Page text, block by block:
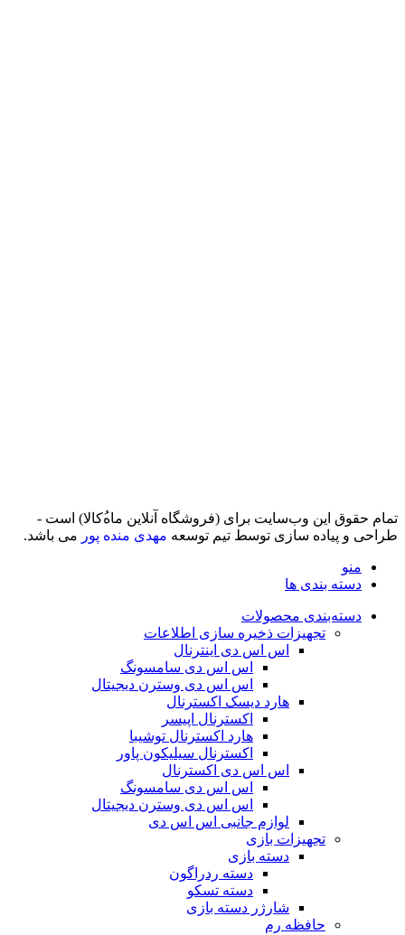
تمام حقوق اين وب‌سايت برای (فروشگاه آنلاین ماه‌‌‌‌‌‌ُکالا) است -
طراحی و پیاده سازی توسط تیم توسعه مهدی منده پور می باشد.
منو
دسته بندی ها
دسته‌بندی محصولات
تجهیزات ذخیره سازی اطلاعات
اس اس دی اینترنال
اس اس دی سامسونگ
اس اس دی وسترن دیجیتال
هارد دیسک اکسترنال
اکسترنال اپیسر
هارد اکسترنال توشیبا
اکسترنال سیلیکون پاور
اس اس دی اکسترنال
اس اس دی سامسونگ
اس اس دی وسترن دیجیتال
لوازم جانبی اس اس دی
تجهیزات بازی
دسته بازی
دسته ردراگون
دسته تسکو
شارژر دسته بازی
حافظه رم